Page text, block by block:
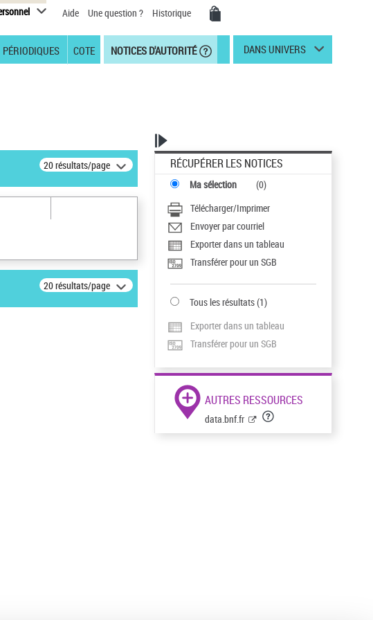
Aide Une question ? Historique
PÉRIODIQUES COTE NOTICES D'AUTORITÉ DANS UNIVERS
20 résultats/page
20 résultats/page
RÉCUPÉRER LES NOTICES
Ma sélection (0)
Télécharger/Imprimer
Envoyer par courriel
Exporter dans un tableau
Transférer pour un SGB
Tous les résultats(1)
Exporter dans un tableau
Transférer pour un SGB
AUTRES RESSOURCES
data.bnf.fr